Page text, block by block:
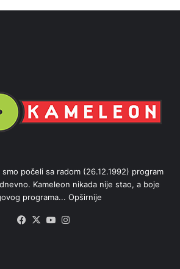
počeli sa radom (26.12.1992) program
Kameleon nikada nije stao, a boje
programa... Opširnije
Facebook
X YouTube